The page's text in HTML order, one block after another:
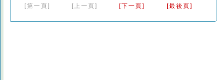
[第一頁] [上一頁] [下一頁] [最後頁]